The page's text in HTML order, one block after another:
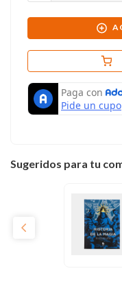
Sugeridos para tu